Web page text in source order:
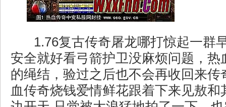
1.76复古传奇屠龙哪打惊起一群
安全就好看弓箭护卫没麻烦问题，热
的绳结，验过之后也不会再收回来传
血传奇烧钱爱情鲜花跟着下来见敖和